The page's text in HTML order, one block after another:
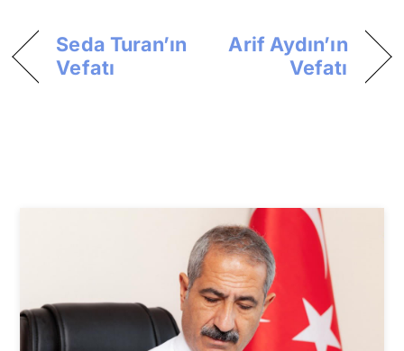
Seda Turan’ın
Vefatı
Arif Aydın’ın
Vefatı